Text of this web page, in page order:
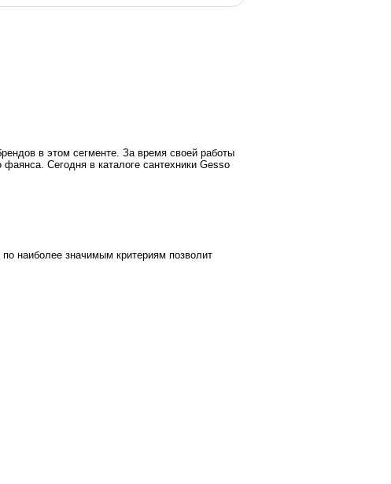
в этом сегменте. За время своей работы
Сегодня в каталоге сантехники Gesso
наиболее значимым критериям позволит